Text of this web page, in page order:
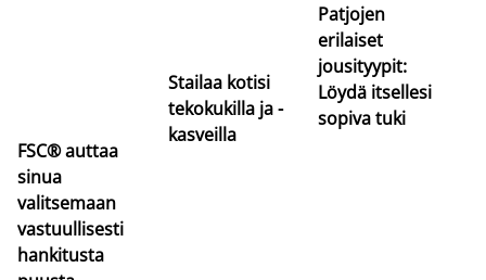
FSC® auttaa
sinua
valitsemaan
vastuullisesti
hankitusta
Stailaa kotisi
tekokukilla ja -
kasveilla
Patjojen
erilaiset
jousityypit:
Löydä itsellesi
sopiva tuki